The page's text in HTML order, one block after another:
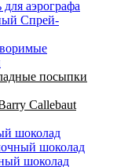
для аэрографа
Спрей-
посыпки
Callebaut
шоколад
шоколад
шоколад